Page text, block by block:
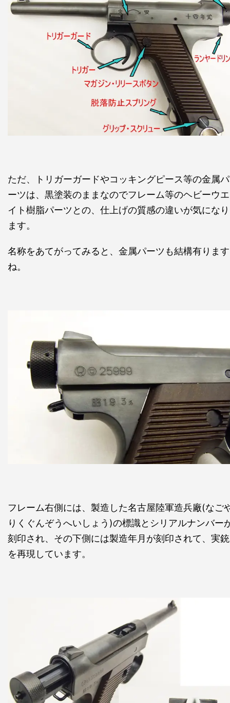
ただ、トリガーガードやコッキングピース等の金属パ
ーツは、黒塗装のままなのでフレーム等のヘビーウエ
イト樹脂パーツとの、仕上げの質感の違いが気になり
ます。
名称をあてがってみると、金属パーツも結構有ります
ね。
フレーム右側には、製造した名古屋陸軍造兵廠(なご
りくぐんぞうへいしょう)の標識とシリアルナンバー
刻印され、その下側には製造年月が刻印されて、実銃
を再現しています。